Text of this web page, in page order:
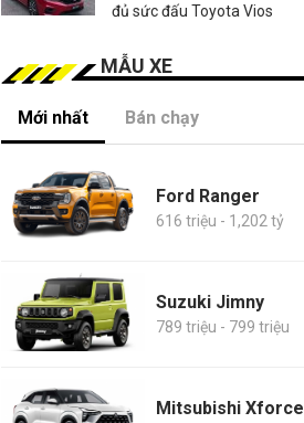
đủ sức đấu Toyota Vios
MẪU XE
Mới nhất Bán chạy
Ford Ranger
616 triệu - 1,202 tỷ
Suzuki Jimny
789 triệu - 799 triệu
Mitsubishi Xforce